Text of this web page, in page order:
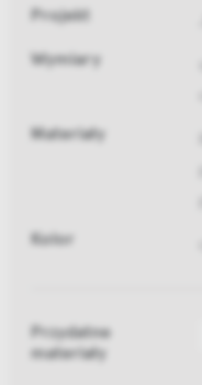
Projekt
Wymiary
Materiały
Kolor
Przydatne
materiały